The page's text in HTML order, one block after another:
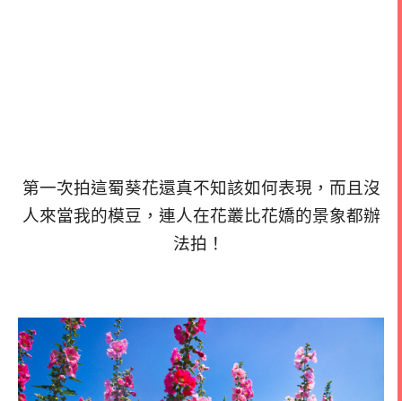
第一次拍這蜀葵花還真不知該如何表現，而且沒
人來當我的模豆， 連人在花叢比花嬌的景象都辦
法拍！